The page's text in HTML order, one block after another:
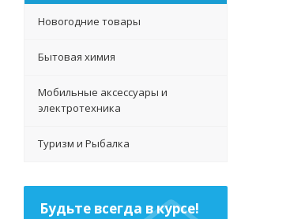
Новогодние товары
Бытовая химия
Мобильные аксессуары и
электротехника
Туризм и Рыбалка
Будьте всегда в курсе!